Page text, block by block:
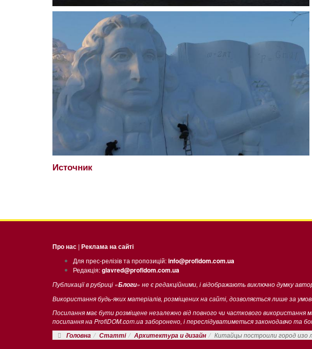
Источник
Про нас | Реклама на сайті
Для прес-релізів та пропозицій:info@profidom.com.ua
Редакція:glavred@profidom.com.ua
Публикації в рубриці «Блоги» не є редакційними, і відображають виключно думку
Використання будь-яких матеріалів, розміщених на сайті, дозволяється лише за
Посилання має бути розміщене незалежно від повного чи часткового використання
посилання на ProfiDOM.com.ua заборонено, і переслідуватиметься законодавчо та
Головна
Статті Архитектура и дизайн Китайцы построили город изо